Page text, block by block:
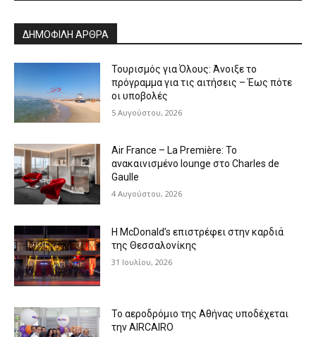
ΔΗΜΟΦΙΛΗ ΑΡΘΡΑ
Τουρισμός για Όλους: Άνοιξε το
πρόγραμμα για τις αιτήσεις – Έως πότε
οι υποβολές
5 Αυγούστου, 2026
Air France – La Première: Το
ανακαινισμένο lounge στο Charles de
Gaulle
4 Αυγούστου, 2026
Η McDonald’s επιστρέφει στην καρδιά
της Θεσσαλονίκης
31 Ιουλίου, 2026
Το αεροδρόμιο της Αθήνας υποδέχεται
την AIRCAIRO